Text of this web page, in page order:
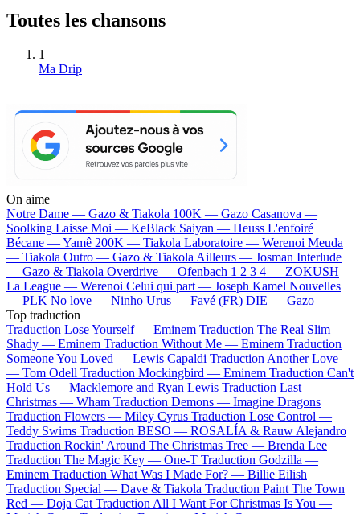
Toutes les chansons
1
Ma Drip
On aime
Notre Dame — Gazo & Tiakola 100K — Gazo Casanova —
Soolking Laisse Moi — KeBlack Saiyan — Heuss L'enfoiré
Bécane —Yamê 200K — Tiakola Laboratoire — Werenoi Meuda
— Tiakola Outro — Gazo & Tiakola Ailleurs — Josman Interlude
— Gazo & Tiakola Overdrive — Ofenbach 1 2 3 4 — ZOKUSH
La League — Werenoi Celui qui part — Joseph Kamel Nouvelles
— PLK No love — Ninho Urus — Favé (FR) DIE — Gazo
Top traduction
Traduction Lose Yourself — Eminem Traduction The Real Slim
Shady — Eminem Traduction Without Me — Eminem Traduction
Someone You Loved — Lewis Capaldi Traduction Another Love
— Tom Odell Traduction Mockingbird — Eminem Traduction Can't
Hold Us — Macklemore and Ryan Lewis Traduction Last
Christmas — Wham Traduction Demons — Imagine Dragons
Traduction Flowers — Miley Cyrus Traduction Lose Control —
Teddy Swims Traduction BESO — ROSALÍA & Rauw Alejandro
Traduction Rockin' Around The Christmas Tree — Brenda Lee
Traduction The Magic Key — One-T Traduction Godzilla —
Eminem Traduction What Was I Made For? — Billie Eilish
Traduction Special — Dave & Tiakola Traduction Paint The Town
Red — Doja Cat Traduction All I Want For Christmas Is You —